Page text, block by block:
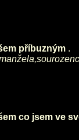
příbuzným .
co jsem ve